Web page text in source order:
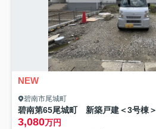
NEW
碧南市尾城町
碧南第65尾城町 新築戸建＜3号棟＞
3,080万円